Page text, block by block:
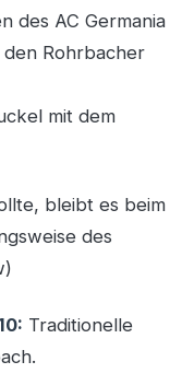
des AC Germania
Rohrbacher
mit dem
bleibt es beim
des
Traditionelle